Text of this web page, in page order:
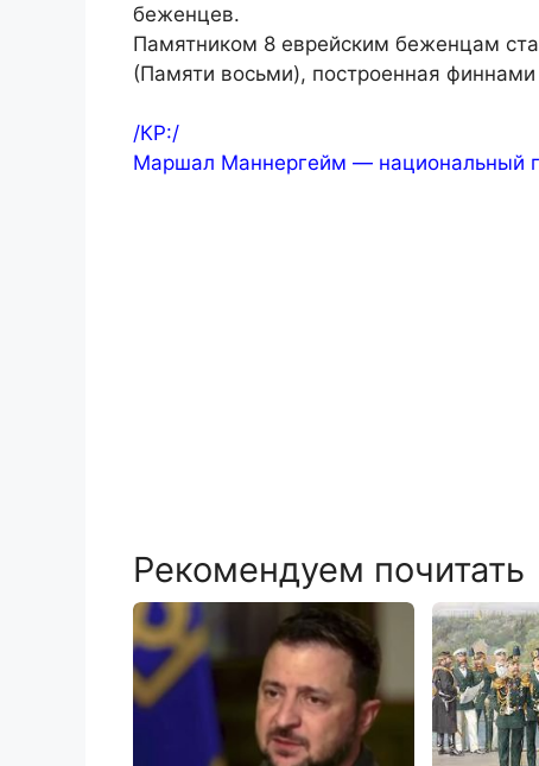
беженцев.
Памятником 8 еврейским беженцам
(Памяти восьми), построенная
/КР:/
Маршал Маннергейм — национальный
Рекомендуем почитать